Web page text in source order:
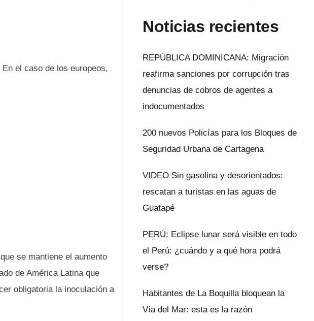
el caso de los europeos,
se mantiene el aumento
de América Latina que
obligatoria la inoculación a
Noticias recientes
REPÚBLICA DOMINICANA: Migración
reafirma sanciones por corrupción tras
denuncias de cobros de agentes a
indocumentados
200 nuevos Policías para los Bloques de
Seguridad Urbana de Cartagena
VIDEO Sin gasolina y desorientados:
rescatan a turistas en las aguas de
Guatapé
PERÚ: Eclipse lunar será visible en todo
el Perú: ¿cuándo y a qué hora podrá
verse?
Habitantes de La Boquilla bloquean la
Vía del Mar: esta es la razón